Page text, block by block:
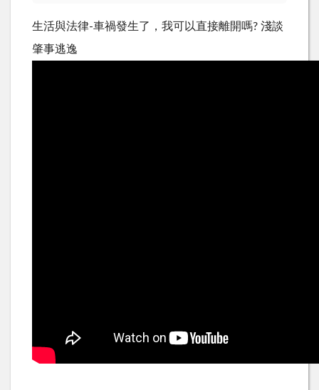
生活與法律-車禍發生了，我可以直接離開嗎? 淺談
肇事逃逸